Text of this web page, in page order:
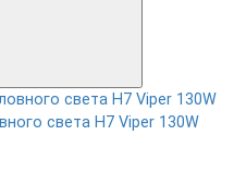
света H7 Viper 130W